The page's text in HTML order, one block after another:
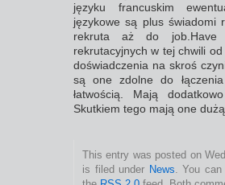
języku francuskim
językowe są plus świadomi
rekruta aż do job.Have
rekrutacyjnych w tej chwili
doświadczenia na skroś
są one zdolne do
łatwością. Mają
Skutkiem tego mają one
This entry was posted on
is filed under News . You